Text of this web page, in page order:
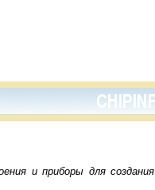
и приборы для создания